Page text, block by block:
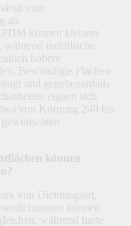
vom
ab.
können kleinere
während metallische
höhere
Beschädigte Flächen
und gegebenenfalls
eignen sich
von Körnung 240 bis
können
von Dichtungsart,
können
während harte